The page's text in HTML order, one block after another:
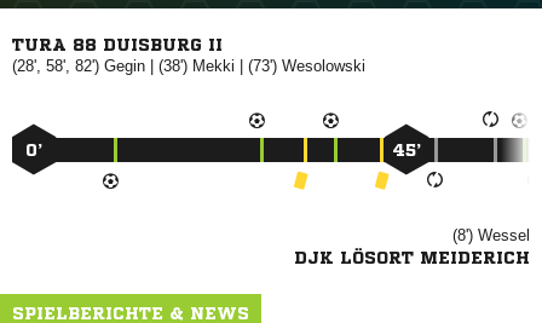
TURA 88 DUISBURG II
(28', 58', 82')  | (38')  | (73') 
0’ 45’
(8') 
DJK LÖSORT MEIDERICH
SPIELBERICHTE & NEWS